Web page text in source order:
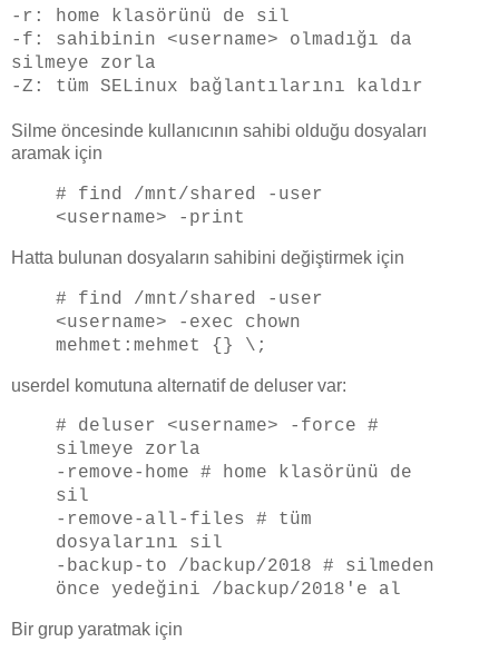
-r: home klasörünü de sil
-f: sahibinin <username> olmadığı da
silmeye zorla
-Z: tüm SELinux bağlantılarını kaldır
Silme öncesinde kullanıcının sahibi olduğu dosyaları
aramak için
# find /mnt/shared -user
<username> -print
Hatta bulunan dosyaların sahibini değiştirmek için
# find /mnt/shared -user
<username> -exec chown
mehmet:mehmet {} \;
userdel komutuna alternatif de deluser var:
# deluser <username> -force #
silmeye zorla
-remove-home # home klasörünü de
sil
-remove-all-files # tüm
dosyalarını sil
-backup-to /backup/2018 # silmeden
önce yedeğini /backup/2018'e al
Bir grup yaratmak için